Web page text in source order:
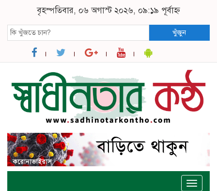
বৃহস্পতিবার, ০৬ অগাস্ট ২০২৬, ০৯:১৯ পূর্বাহ্ন
খুঁজুন
Toggle